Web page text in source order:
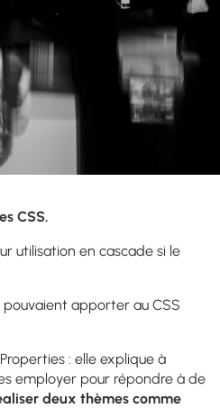
CSS.
utilisation en cascade si le
pouvaient apporter au CSS
: elle explique à
employer pour répondre à de
deux thèmes comme